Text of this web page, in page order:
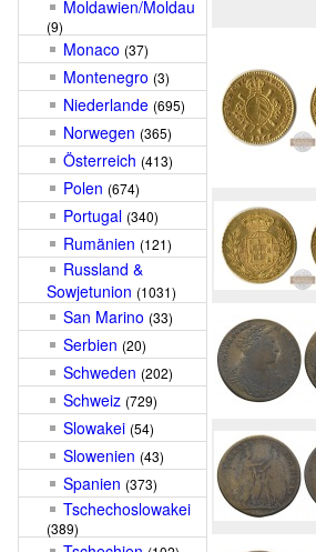
Moldawien/Moldau
(9)
Monaco (37)
Montenegro (3)
Niederlande (695)
Norwegen (365)
Österreich (413)
Polen (674)
Portugal (340)
Rumänien (121)
Russland &
Sowjetunion (1031)
San Marino (33)
Serbien (20)
Schweden (202)
Schweiz (729)
Slowakei (54)
Slowenien (43)
Spanien (373)
Tschechoslowakei
(389)